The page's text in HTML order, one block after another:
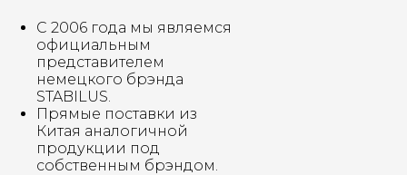
С 2006 года мы являемся
официальным
представителем
немецкого брэнда
STABILUS.
Прямые поставки из
Китая аналогичной
продукции под
собственным брэндом.